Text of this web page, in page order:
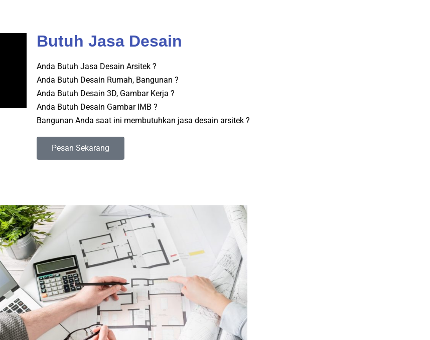
Butuh Jasa Desain
Anda Butuh Jasa Desain Arsitek ?
Anda Butuh Desain Rumah, Bangunan ?
Anda Butuh Desain 3D, Gambar Kerja ?
Anda Butuh Desain Gambar IMB ?
Bangunan Anda saat ini membutuhkan jasa desain arsitek ?
Pesan Sekarang